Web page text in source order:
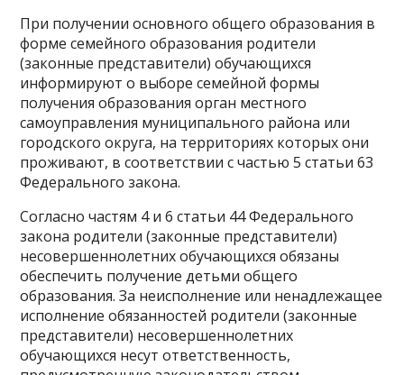
При получении основного общего образования в
форме семейного образования родители
(законные представители) обучающихся
информируют о выборе семейной формы
получения образования орган местного
самоуправления муниципального района или
городского округа, на территориях которых они
проживают, в соответствии с частью 5 статьи 63
Федерального закона.
Согласно частям 4 и 6 статьи 44 Федерального
закона родители (законные представители)
несовершеннолетних обучающихся обязаны
обеспечить получение детьми общего
образования. За неисполнение или ненадлежащее
исполнение обязанностей родители (законные
представители) несовершеннолетних
обучающихся несут ответственность,